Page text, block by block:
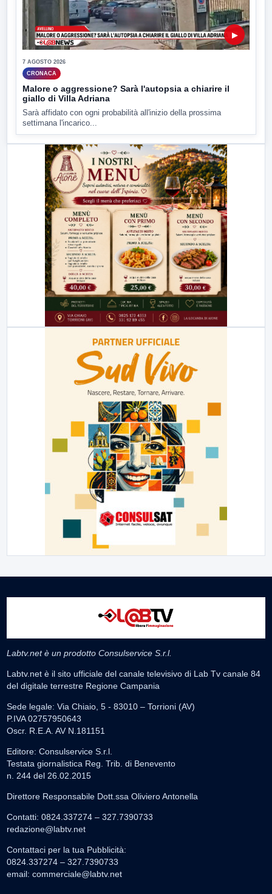
▶
7 AGOSTO 2026
CRONACA
Malore o aggressione? Sarà l'autopsia a chiarire il
giallo di Villa Adriana
Sarà affidato con ogni probabilità all'inizio della prossima
settimana l'incarico...
Labtv.net è un prodotto Consulservice S.r.l.
Labtv.net è il sito ufficiale del canale televisivo di Lab Tv canale 84
del digitale terrestre Regione Campania
Sede legale: Via Chiaio, 5 - 83010 – Torrioni (AV)
P.IVA 02757950643
Oscr. R.E.A. AV N.181151
Editore: Consulservice S.r.l.
Testata giornalistica Reg. Trib. di Benevento
n. 244 del 26.02.2015
Direttore Responsabile Dott.ssa Oliviero Antonella
Contatti: 0824.337274 – 327.7390733
redazione@labtv.net
Contattaci per la tua Pubblicità:
0824.337274 – 327.7390733
email: commerciale@labtv.net